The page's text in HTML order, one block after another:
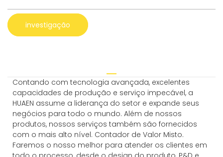
investigação
Contando com tecnologia avançada, excelentes
capacidades de produção e serviço impecável, a
HUAEN assume a liderança do setor e expande seus
negócios para todo o mundo. Além de nossos
produtos, nossos serviços também são fornecidos
com o mais alto nível. Contador de Valor Misto.
Faremos o nosso melhor para atender os clientes em